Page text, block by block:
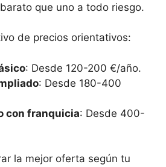
que uno a todo riesgo.
de precios orientativos:
: Desde 120-200 €/año.
: Desde 180-400
con franquicia: Desde 400-
la mejor oferta según tu